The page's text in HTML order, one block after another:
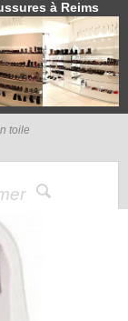
à Reims
toile